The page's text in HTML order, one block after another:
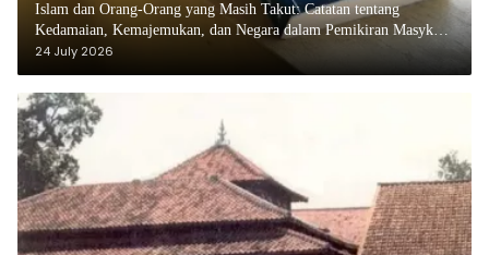
Islam dan Orang-Orang yang Masih Takut: Catatan tentang
Kedamaian, Kemajemukan, dan Negara dalam Pemikiran Masykuri
Abdillah
24 July 2026